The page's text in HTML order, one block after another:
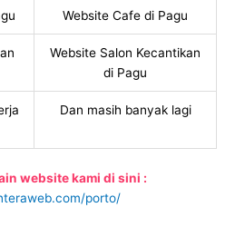
Website Cafe di Pagu
Website Salon Kecantikan
di Pagu
Dan masih banyak lagi
website kami di sini :
porto/